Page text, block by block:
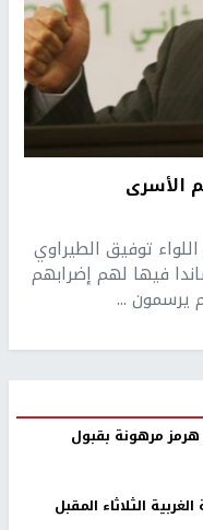
الأسرى
توفيق الطيراوي
فيها لهم إضرابهم
مرهونة بقبول
الثلاثاء المقبل